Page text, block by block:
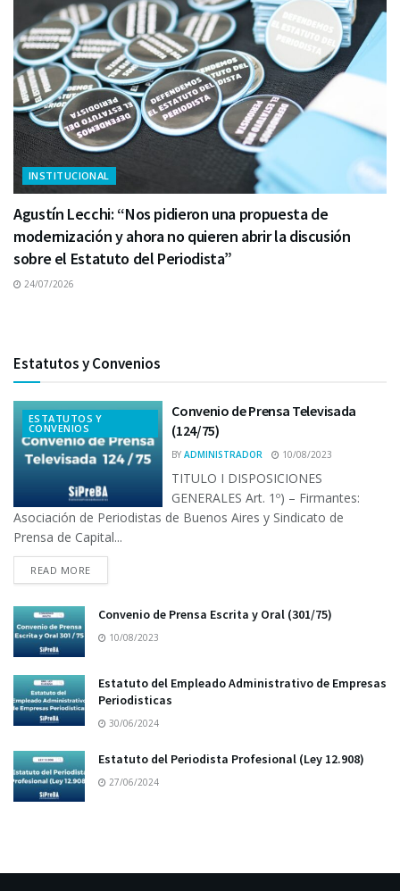
INSTITUCIONAL
Agustín Lecchi: “Nos pidieron una propuesta de
modernización y ahora no quieren abrir la discusión
sobre el Estatuto del Periodista”
24/07/2026
Estatutos y Convenios
ESTATUTOS Y
CONVENIOS
Convenio de Prensa Televisada
(124/75)
BY ADMINISTRADOR 10/08/2023
TITULO I DISPOSICIONES
GENERALES Art. 1º) – Firmantes:
Asociación de Periodistas de Buenos Aires y Sindicato de
Prensa de Capital...
READ MORE
Convenio de Prensa Escrita y Oral (301/75)
10/08/2023
Estatuto del Empleado Administrativo de Empresas
Periodisticas
30/06/2024
Estatuto del Periodista Profesional (Ley 12.908)
27/06/2024